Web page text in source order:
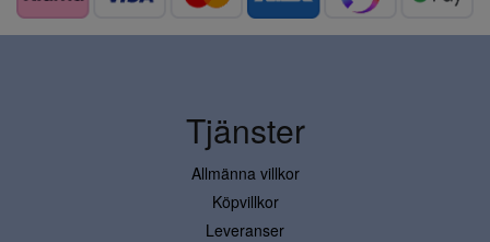
Tjänster
Allmänna villkor
Köpvillkor
Leveranser